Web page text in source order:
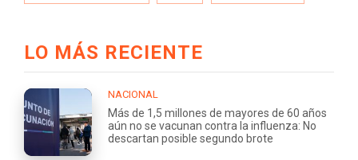
LO MÁS RECIENTE
NACIONAL
Más de 1,5 millones de mayores de 60 años
aún no se vacunan contra la influenza: No
descartan posible segundo brote